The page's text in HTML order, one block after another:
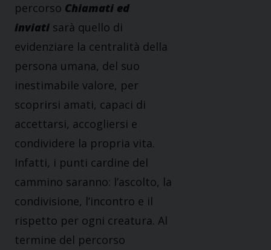
percorso Chiamati ed
inviati sarà quello di
evidenziare la centralità della
persona umana, del suo
inestimabile valore, per
scoprirsi amati, capaci di
accettarsi, accogliersi e
condividere la propria vita.
Infatti, i punti cardine del
cammino saranno: l’ascolto, la
condivisione, l’incontro e il
rispetto per ogni creatura. Al
termine del percorso